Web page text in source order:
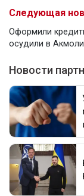
Следующая
Оформили
осудили в